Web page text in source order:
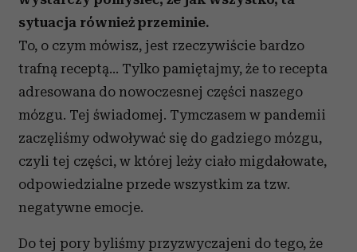
sytuacja również przeminie.
To, o czym mówisz, jest rzeczywiście bardzo
trafną receptą… Tylko pamiętajmy, że to recepta
adresowana do nowoczesnej części naszego
mózgu. Tej świadomej. Tymczasem w pandemii
zaczęliśmy odwoływać się do gadziego mózgu,
czyli tej części, w której leży ciało migdałowate,
odpowiedzialne przede wszystkim za tzw.
negatywne emocje.
Do tej pory byliśmy przyzwyczajeni do tego, że